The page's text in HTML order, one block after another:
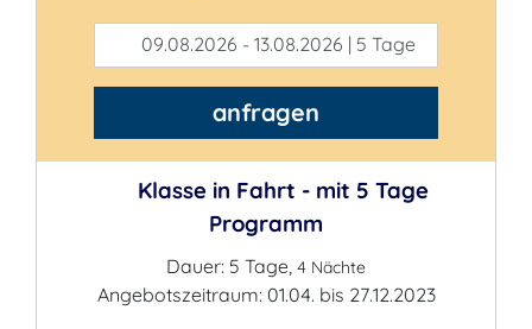
09.08.2026 - 13.08.2026 | 5 Tage
anfragen
Klasse in Fahrt - mit 5 Tage
Programm
Dauer: 5 Tage, 4 Nächte
Angebotszeitraum: 01.04. bis 27.12.2023